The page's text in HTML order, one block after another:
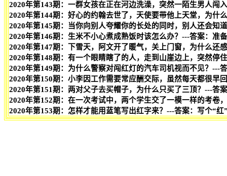
2020年第143期：一群女孩在正在河边洗澡，突然一陌生男人闯
2020年第144期：好心的约翰去世了，天使要带他上天堂，为什
2020年第145期：当你向别人夸耀你的长处的同时，别人还会知
2020年第146期：生米不小心煮成熟饭时该怎么办？---答案：准
2020年第147期：下雪天，阿文开了暖气，关上门窗，为什么还
2020年第148期：有一个眼睛瞎了的人，走到山崖边上，突然停
2020年第149期：为什么警察对闯红灯的汽车司机视而不见？---
2020年第150期：小李因工作需要常应酬交际，虽然每天都很早
2020年第151期：两对父子去买帽子，为什么只买了三顶？---答
2020年第152期：在一次考试中，两个学生交了一模一样的考卷
2020年第153期：怎样才能用蓝笔写出红字来？---答案：写个“红